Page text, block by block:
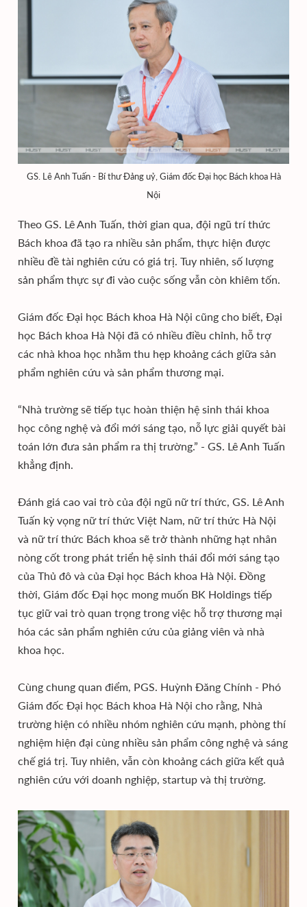
GS. Lê Anh Tuấn - Bí thư Đảng uỷ, Giám đốc Đại học Bách khoa Hà
Nội
Theo GS. Lê Anh Tuấn, thời gian qua, đội ngũ trí thức
Bách khoa đã tạo ra nhiều sản phẩm, thực hiện được
nhiều đề tài nghiên cứu có giá trị. Tuy nhiên, số lượng
sản phẩm thực sự đi vào cuộc sống vẫn còn khiêm tốn.
Giám đốc Đại học Bách khoa Hà Nội cũng cho biết, Đại
học Bách khoa Hà Nội đã có nhiều điều chỉnh, hỗ trợ
các nhà khoa học nhằm thu hẹp khoảng cách giữa sản
phẩm nghiên cứu và sản phẩm thương mại.
“Nhà trường sẽ tiếp tục hoàn thiện hệ sinh thái khoa
học công nghệ và đổi mới sáng tạo, nỗ lực giải quyết bài
toán lớn đưa sản phẩm ra thị trường.” - GS. Lê Anh Tuấn
khẳng định.
Đánh giá cao vai trò của đội ngũ nữ trí thức, GS. Lê Anh
Tuấn kỳ vọng nữ trí thức Việt Nam, nữ trí thức Hà Nội
và nữ trí thức Bách khoa sẽ trở thành những hạt nhân
nòng cốt trong phát triển hệ sinh thái đổi mới sáng tạo
của Thủ đô và của Đại học Bách khoa Hà Nội. Đồng
thời, Giám đốc Đại học mong muốn BK Holdings tiếp
tục giữ vai trò quan trọng trong việc hỗ trợ thương mại
hóa các sản phẩm nghiên cứu của giảng viên và nhà
khoa học.
Cùng chung quan điểm, PGS. Huỳnh Đăng Chính - Phó
Giám đốc Đại học Bách khoa Hà Nội cho rằng, Nhà
trường hiện có nhiều nhóm nghiên cứu mạnh, phòng thí
nghiệm hiện đại cùng nhiều sản phẩm công nghệ và sáng
chế giá trị. Tuy nhiên, vẫn còn khoảng cách giữa kết quả
nghiên cứu với doanh nghiệp, startup và thị trường.